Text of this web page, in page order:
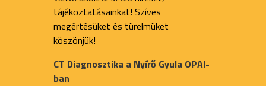
tájékoztatásainkat! Szíves
megértésüket és türelmüket
köszönjük!
CT Diagnosztika a Nyírő Gyula OPAI-
ban